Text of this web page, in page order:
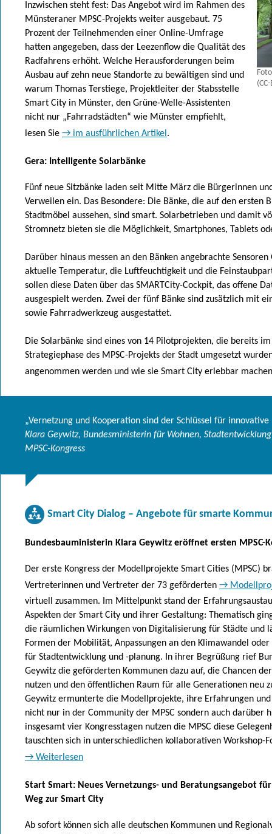
Inzwischen steht fest: Das Angebot wird im Rahmen des
Münsteraner MPSC-Projekts weiter ausgebaut. 75
Prozent der Teilnehmenden einer Online-Umfrage
hatten angegeben, dass der Leezenflow die Qualität des
Radfahrens erhöht. Welche Herausforderungen beim
Ausbau auf zehn neue Standorte zu bewältigen sind und
warum Thomas Terstiege, Projektleiter der Stabsstelle
Smart City in Münster, den Grüne-Welle-Assistenten
nicht nur „Fahrradstädten“ wie Münster empfiehlt,
lesen Sie → im ausführlichen Artikel .
Gera: Intelligente Solarbänke
Fünf neue Sitzbänke laden seit Mitte März die Bürgerinnen
Verweilen ein. Das Besondere: Die Bänke, die auf den ersten
Stadtmöbel aussehen, sind smart. Solarbetrieben und damit
Stromnetz bieten sie die Möglichkeit, Smartphones, Tablets
Darüber hinaus messen an den Bänken angebrachte
aktuelle Temperatur, die Luftfeuchtigkeit und die
sollen diese Daten über das SMARTCity-Cockpit, das offene
ausgespielt werden. Zwei der fünf Bänke sind zusätzlich mit
sowie Fahrradwerkzeug ausgestattet.
Die Solarbänke sind eines von 14 Pilotprojekten, die bereits
Strategiephase des MPSC-Projekts der Stadt umgesetzt
angenommen werden und wie sie Smart City erlebbar
„Vernetzung und Kooperation sind der Schlüssel für innovative
Klara Geywitz, Bundesministerin für Wohnen,
MPSC-Kongress
Smart City Dialog – Angebote für smarte
Bundesbauministerin Klara Geywitz eröffnet ersten MPSC-
Der erste Kongress der Modellprojekte Smart Cities (MPSC)
Vertreterinnen und Vertreter der 73 geförderten →
virtuell zusammen. Im Mittelpunkt stand der
Aspekten der Smart City und ihrer Gestaltung: Thematisch
die räumlichen Wirkungen von Digitalisierung für Städte und
Formen der Mobilität, Anpassungen an den Klimawandel
für Stadtentwicklung und -planung. In ihrer Begrüßung rief
Geywitz die geförderten Kommunen dazu auf, die Chancen
nutzen und den öffentlichen Raum für alle Generationen neu
Geywitz ermunterte die Modellprojekte, ihre Erfahrungen und
nicht nur in der Community der MPSC sondern auch darüber
insgesamt vier Kongresstagen nutzen die MPSC diese
tauschten sich in unterschiedlichen kollaborativen Workshop-
→ Weiterlesen
Start Smart: Neues Vernetzungs- und Beratungsangebot
Weg zur Smart City
Ab sofort können sich alle deutschen Kommunen und